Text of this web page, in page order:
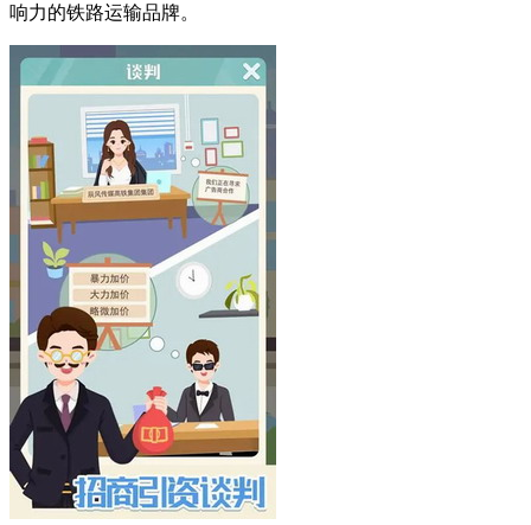
响力的铁路运输品牌。